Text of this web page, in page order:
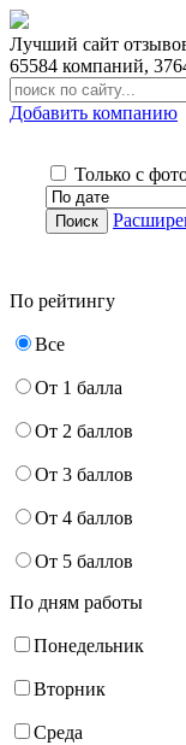
Лучший сайт
65584 компаний,
Добавить компанию
Только с
По рейтингу
Все
От 1 балла
От 2 баллов
От 3 баллов
От 4 баллов
От 5 баллов
По дням работы
Понедельник
Вторник
Среда